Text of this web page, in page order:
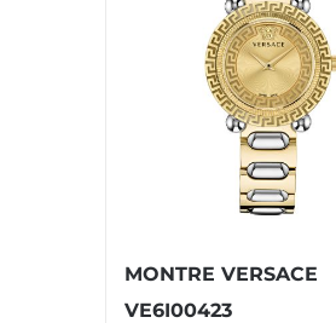
MONTRE VERSACE
VE6I00423